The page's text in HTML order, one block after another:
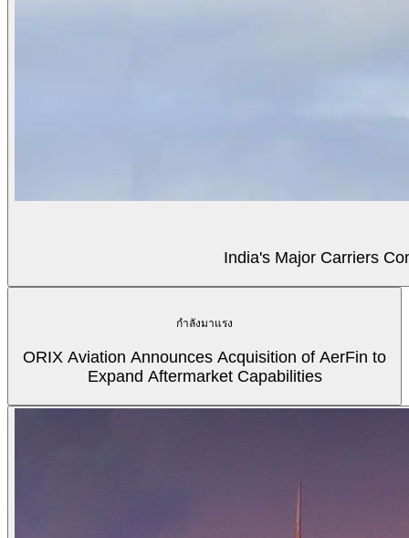
India's Major Carriers
กำลังมาแรง
ORIX Aviation Announces Acquisition of AerFin to
Expand Aftermarket Capabilities